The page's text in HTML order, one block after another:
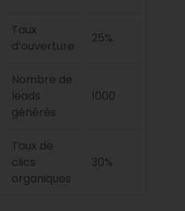
Taux
d’ouverture
25%
Nombre de
leads
générés
1000
Taux de
clics
organiques
30%